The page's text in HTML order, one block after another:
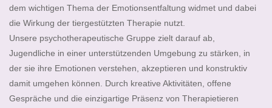
dem wichtigen Thema der Emotionsentfaltung widmet und dabei
die Wirkung der tiergestützten Therapie nutzt.
Unsere psychotherapeutische Gruppe zielt darauf ab,
Jugendliche in einer unterstützenden Umgebung zu stärken, in
der sie ihre Emotionen verstehen, akzeptieren und konstruktiv
damit umgehen können. Durch kreative Aktivitäten, offene
Gespräche und die einzigartige Präsenz von Therapietieren